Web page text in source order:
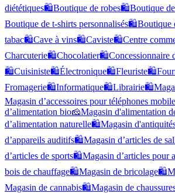
diététiques🛍️Boutique de robes🛍️Boutique
Boutique de t-shirts personnalisés🛍️Boutique
tabac🛍️Cave à vins🛍️Caviste🛍️Centre
Charcuterie🛍️Chocolatier🛍️Concessionnaire
🛍️Cuisiniste🛍️Électronique🛍️Fleuriste🛍️
Fromagerie🛍️Informatique🛍️Librairie🛍️
Magasin d’accessoires pour téléphones
d’alimentation bio🧀Magasin d'alimentation
d’alimentation naturelle🛍️Magasin
d’appareils auditifs🛍️Magasin d’articles de
d’articles de sports🛍️Magasin d’articles pour
bois de chauffage🛍️Magasin de bricolage🛍️
Magasin de cannabis🛍️Magasin de